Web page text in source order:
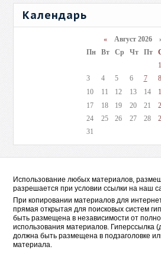
Календарь
«Август 2026
Пн
Вт Ср Чт Пт
1
3
4 5 6 7 8
10
11 12 13 14
17
18 19 20 21
24
25 26 27 28
31
Использование любых материалов,
разрешается при условии ссылки на наш
При копировании материалов для
прямая открытая для поисковых систем
быть размещена в независимости от
использования материалов. Гиперссылка
должна быть размещена в подзаголовке
материала.